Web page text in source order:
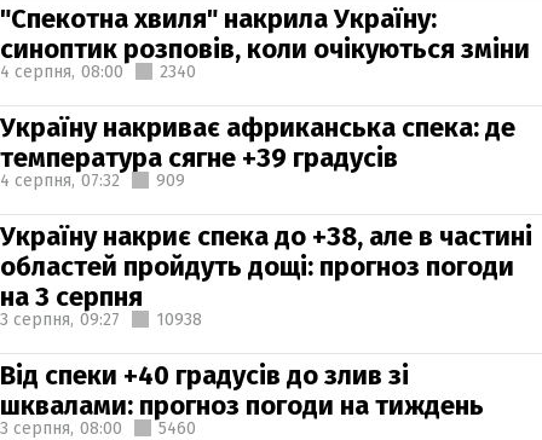
"Спекотна хвиля" накрила Україну:
синоптик розповів, коли очікуються зміни
4 серпня, 08:00 2340
Україну накриває африканська спека: де
температура сягне +39 градусів
4 серпня, 07:32 909
Україну накриє спека до +38, але в частині
областей пройдуть дощі: прогноз погоди
на 3 серпня
3 серпня, 09:27 10938
Від спеки +40 градусів до злив зі
шквалами: прогноз погоди на тиждень
3 серпня, 08:00 5460